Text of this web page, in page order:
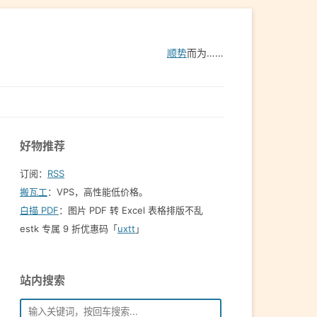
顺势而为……
好物推荐
订阅： RSS
搬瓦工：VPS，高性能低价格。️
白描 PDF：图片 PDF 转 Excel 表格排版不乱
estk 专属 9 折优惠码「uxtt 」
站内搜索